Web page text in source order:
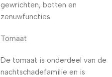
gewrichten, botten en
zenuwfuncties.
Tomaat
De tomaat is onderdeel van de
nachtschadefamilie en is